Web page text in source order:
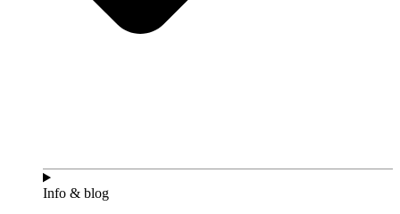
Info & blog